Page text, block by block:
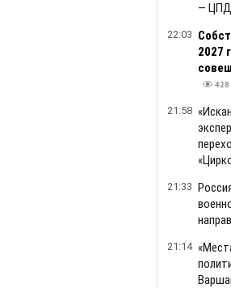
— ЦПД
22:03
2027
428
21:58
21:33
21:14